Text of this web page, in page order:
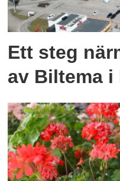
Ett steg
av Biltema i